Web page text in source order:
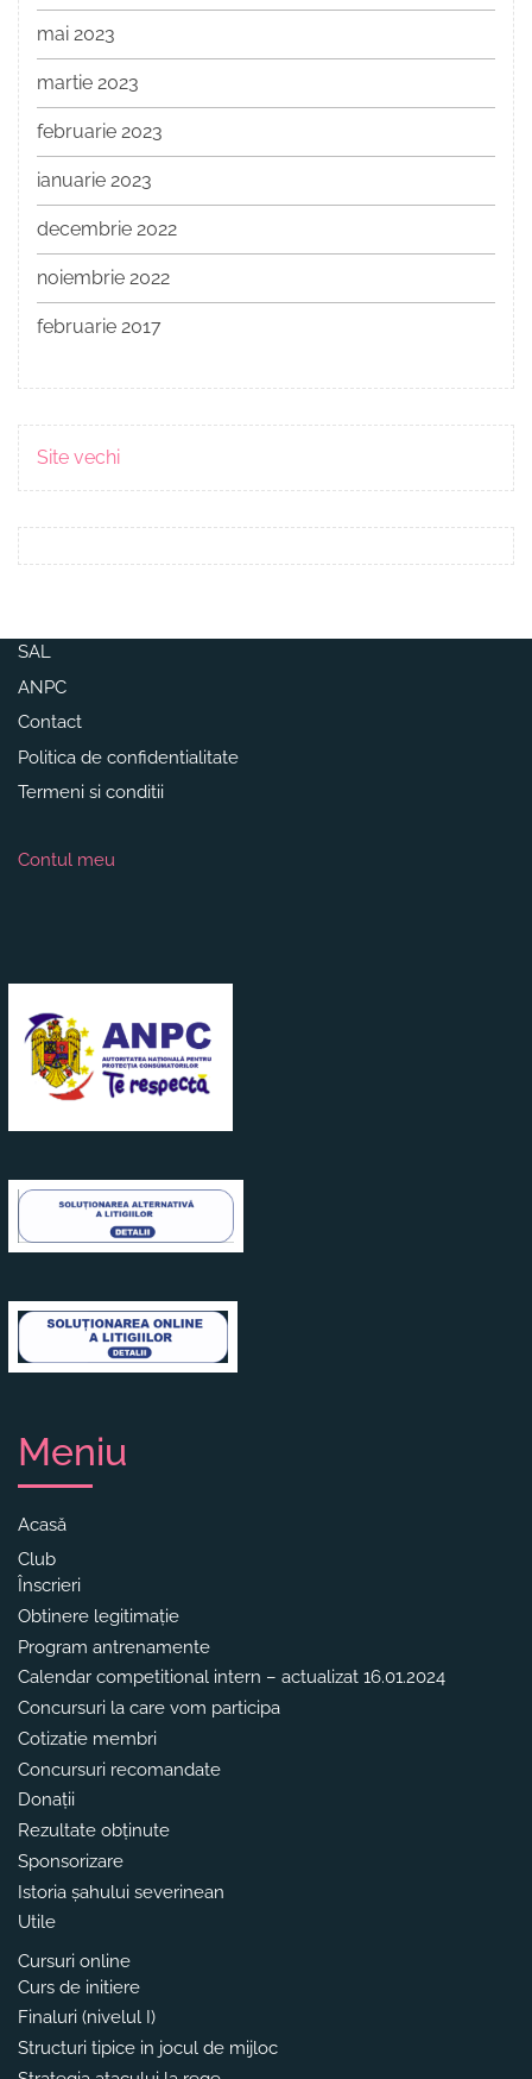
mai 2023
martie 2023
februarie 2023
ianuarie 2023
decembrie 2022
noiembrie 2022
februarie 2017
Site vechi
SAL
ANPC
Contact
Politica de confidentialitate
Termeni si conditii
Contul meu
Meniu
Acasă
Club
Înscrieri
Obtinere legitimație
Program antrenamente
Calendar competitional intern – actualizat 16.01.2024
Concursuri la care vom participa
Cotizatie membri
Concursuri recomandate
Donații
Rezultate obținute
Sponsorizare
Istoria șahului severinean
Utile
Cursuri online
Curs de initiere
Finaluri (nivelul I)
Structuri tipice in jocul de mijloc